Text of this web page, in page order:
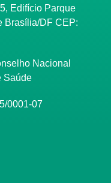
Edifício Parque
Brasília/DF CEP:
Nacional
Saúde
0001-07